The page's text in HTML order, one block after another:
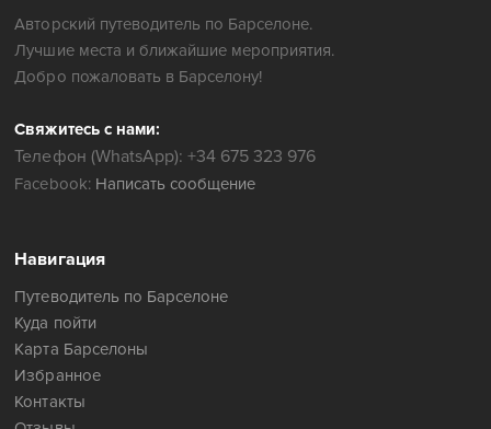
Авторский путеводитель по Барселоне.
Лучшие места и ближайшие мероприятия.
Добро пожаловать в Барселону!
Свяжитесь с нами:
Телефон (WhatsApp): +34 675 323 976
Facebook: Написать сообщение
Навигация
Путеводитель по Барселоне
Куда пойти
Карта Барселоны
Избранное
Контакты